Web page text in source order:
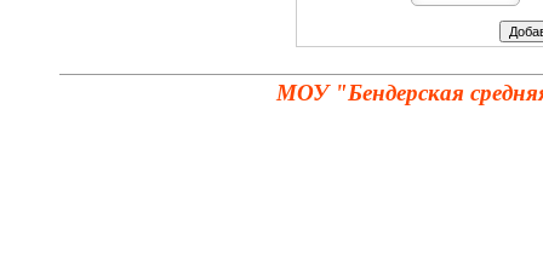
МОУ "Бендерская